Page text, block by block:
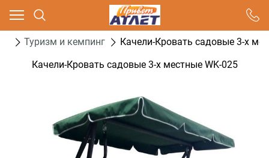
Туризм и кемпинг
Качели-Кровать садовые 3-х
Качели-Кровать садовые 3-х местные WK-025
Ваш город - Москва,
угадали?
ДА НЕТ